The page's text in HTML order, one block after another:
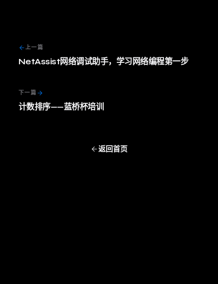
上一篇
NetAssist网络调试助手，学习网络编程第一步
下一篇
计数排序——蓝桥杯培训
返回首页